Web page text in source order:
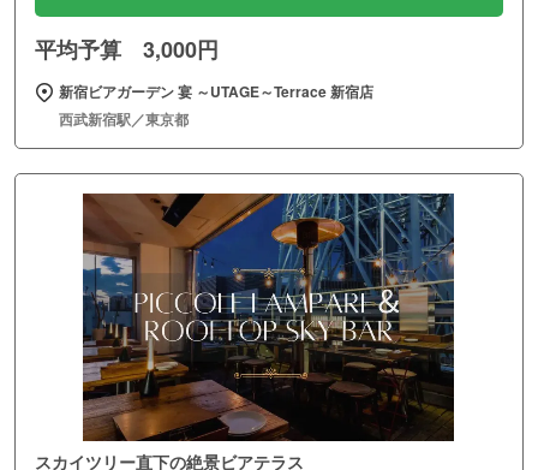
平均予算 3,000円
新宿ビアガーデン 宴 ～UTAGE～Terrace 新宿店
西武新宿駅／東京都
スカイツリー直下の絶景ビアテラス